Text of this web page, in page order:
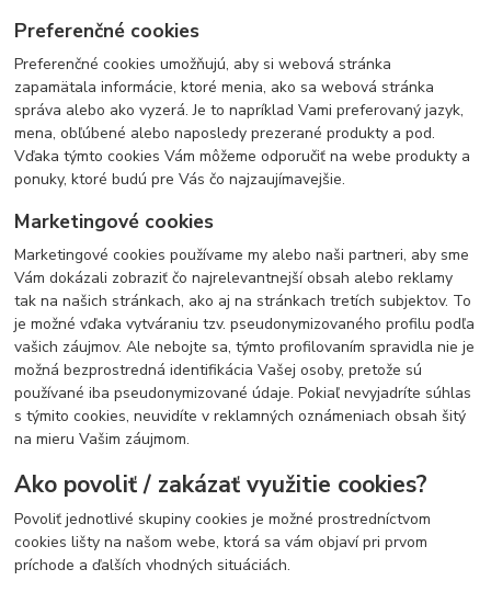
Preferenčné cookies
Preferenčné cookies umožňujú, aby si webová stránka
zapamätala informácie, ktoré menia, ako sa webová stránka
správa alebo ako vyzerá. Je to napríklad Vami preferovaný jazyk,
mena, obľúbené alebo naposledy prezerané produkty a pod.
Vďaka týmto cookies Vám môžeme odporučiť na webe produkty a
ponuky, ktoré budú pre Vás čo najzaujímavejšie.
Marketingové cookies
Marketingové cookies používame my alebo naši partneri, aby sme
Vám dokázali zobraziť čo najrelevantnejší obsah alebo reklamy
tak na našich stránkach, ako aj na stránkach tretích subjektov. To
je možné vďaka vytváraniu tzv. pseudonymizovaného profilu podľa
vašich záujmov. Ale nebojte sa, týmto profilovaním spravidla nie je
možná bezprostredná identifikácia Vašej osoby, pretože sú
používané iba pseudonymizované údaje. Pokiaľ nevyjadríte súhlas
s týmito cookies, neuvidíte v reklamných oznámeniach obsah šitý
na mieru Vašim záujmom.
Ako povoliť / zakázať využitie cookies?
Povoliť jednotlivé skupiny cookies je možné prostredníctvom
cookies lišty na našom webe, ktorá sa vám objaví pri prvom
príchode a ďalších vhodných situáciách.